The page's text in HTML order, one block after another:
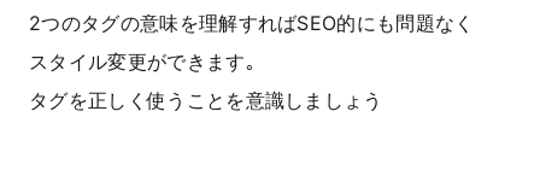
2つのタグの意味を理解すればSEO的にも問題なく
スタイル変更ができます｡
タグを正しく使うことを意識しましょう